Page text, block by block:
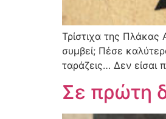
Τρίστιχα της Πλάκας
συμβεί; Πέσε
ταράζεις… Δεν
Σε πρώτη